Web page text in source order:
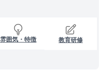
雰囲気・特徴 教育研修